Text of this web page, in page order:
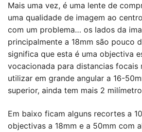
Mais uma vez, é uma lente de
uma qualidade de imagem ao
com um problema… os lados da
principalmente a 18mm são pouco
significa que esta é uma objectiva
vocacionada para distancias focais
utilizar em grande angular a 16-
superior, ainda tem mais 2
Em baixo ficam alguns recortes a
objectivas a 18mm e a 50mm com